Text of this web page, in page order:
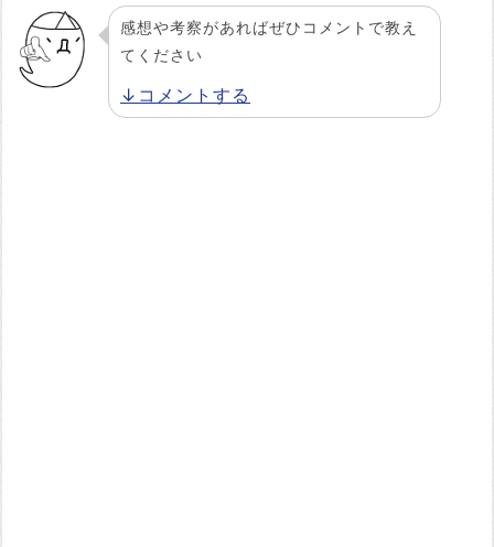
感想や考察があればぜひコメントで教え
てください
↓コメントする